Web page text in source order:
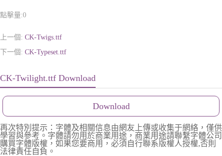
點擊量:0
上一個: CK-Twigs.ttf
下一個: CK-Typeset.ttf
CK-Twilight.ttf Download
Download
再次特別提示：字體及相關信息由網友上傳或收集于網絡，僅供
學習與參考。字體請勿用於商業用途，商業用途請聯繫字體公司
購買字體版權，如果您要商用，必須自行聯系版權人授權,否則
法律責任自負。